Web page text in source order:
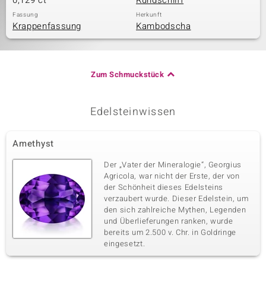
Fassung
Krappenfassung
Herkunft
Kambodscha
Zum Schmuckstück
Edelsteinwissen
Amethyst
Der „Vater der Mineralogie“, Georgius
Agricola, war nicht der Erste, der von
der Schönheit dieses Edelsteins
verzaubert wurde. Dieser Edelstein, um
den sich zahlreiche Mythen, Legenden
und Überlieferungen ranken, wurde
bereits um 2.500 v. Chr. in Goldringe
eingesetzt.